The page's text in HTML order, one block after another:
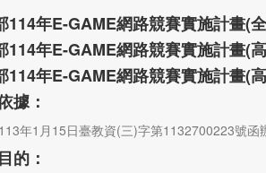
114年E-GAME網路競賽實施計畫(
114年E-GAME網路競賽實施計畫(
114年E-GAME網路競賽實施計畫(
據：
年1月15日臺教資(三)字第1132700223號函
的：